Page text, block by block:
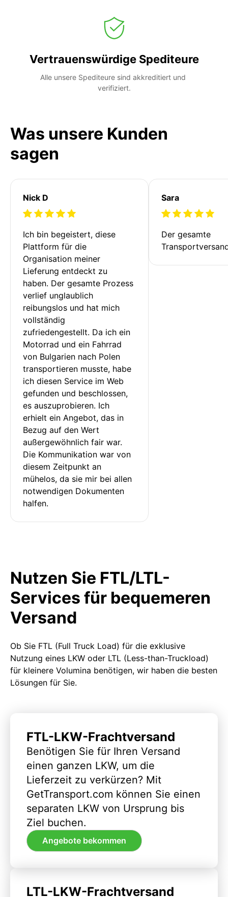
Vertrauenswürdige Spediteure
Alle unsere Spediteure sind akkreditiert und
verifiziert.
Was unsere Kunden
sagen
Nick D
Ich bin begeistert, diese
Plattform für die
Organisation meiner
Lieferung entdeckt zu
haben. Der gesamte Prozess
verlief unglaublich
reibungslos und hat mich
vollständig
zufriedengestellt. Da ich ein
Motorrad und ein Fahrrad
von Bulgarien nach Polen
transportieren musste, habe
ich diesen Service im Web
gefunden und beschlossen,
es auszuprobieren. Ich
erhielt ein Angebot, das in
Bezug auf den Wert
außergewöhnlich fair war.
Die Kommunikation war von
diesem Zeitpunkt an
mühelos, da sie mir bei allen
notwendigen Dokumenten
halfen.
Sara
Der gesamte
Nutzen Sie FTL/LTL-
Services für bequemeren
Versand
Ob Sie FTL (Full Truck Load) für die exklusive
Nutzung eines LKW oder LTL (Less-than-Truckload)
für kleinere Volumina benötigen, wir haben die besten
Lösungen für Sie.
FTL-LKW-Frachtversand
Benötigen Sie für Ihren Versand
einen ganzen LKW, um die
Lieferzeit zu verkürzen? Mit
GetTransport.com können Sie einen
separaten LKW von Ursprung bis
Ziel buchen.
Angebote bekommen
LTL-LKW-Frachtversand